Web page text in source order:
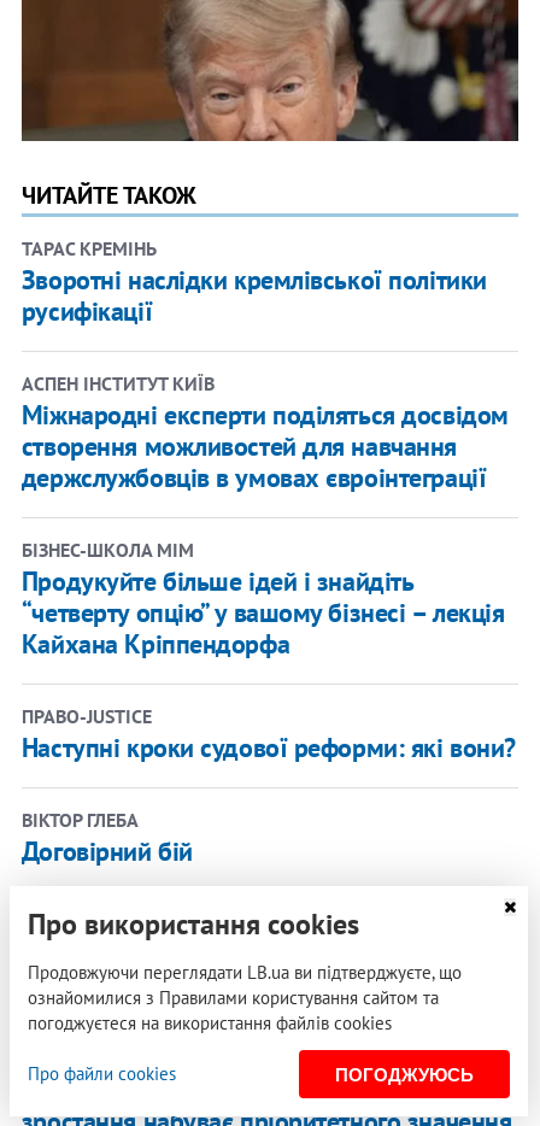
ЧИТАЙТЕ ТАКОЖ
ТАРАС КРЕМІНЬ
Зворотні наслідки кремлівської політики
русифікації
АСПЕН ІНСТИТУТ КИЇВ
Міжнародні експерти поділяться досвідом
створення можливостей для навчання
держслужбовців в умовах євроінтеграції
​БІЗНЕС-ШКОЛА МІМ
Продукуйте більше ідей і знайдіть
“четверту опцію” у вашому бізнесі – лекція
Кайхана Кріппендорфа
ПРАВО-JUSTICE
Наступні кроки судової реформи: які вони?
ВІКТОР ГЛЕБА
Договірний бій
АСПЕН ІНСТИТУТ КИЇВ
країни
Роль держави в підтримці економічного
Про використання cookies
Продовжуючи переглядати LB.ua ви підтверджуєте, що
ознайомилися з Правилами користування сайтом та
погоджуєтеся на використання файлів cookies
Про файли cookies ПОГОДЖУЮСЬ